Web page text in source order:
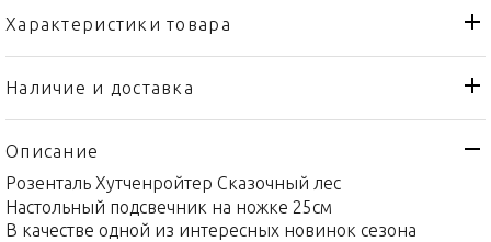
Характеристики товара
Тип товара
Чаша
Бренд
Коллекция
Blue Fluted Half Lace
Страна производителя
Материал
Фарфор
Объем / Размер
21см
Наличие и доставка
Описание
Розенталь Хутченройтер Сказочный лес
Настольный подсвечник на ножке 25см
В качестве одной из интересных новинок сезона